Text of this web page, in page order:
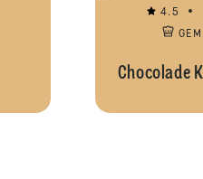
4.5
Chocolade